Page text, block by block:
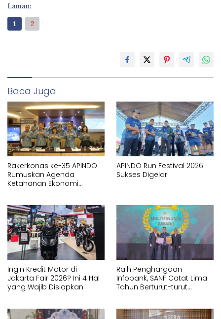
Laman:
1
2
Baca Juga
Rakerkonas ke-35 APINDO
Rumuskan Agenda
Ketahanan Ekonomi
APINDO Run Festival 2026
Sukses Digelar
Ingin Kredit Motor di
Jakarta Fair 2026? Ini 4 Hal
yang Wajib Disiapkan
Raih Penghargaan
Infobank, SANF Catat Lima
Tahun Berturut-turut